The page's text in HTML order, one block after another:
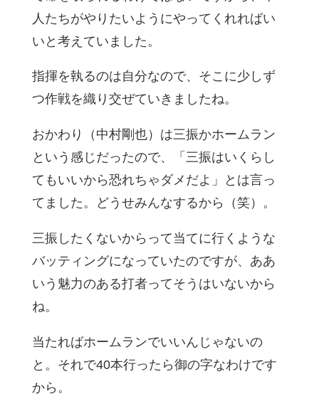
人たちがやりたいようにやってくれればい
いと考えていました。
指揮を執るのは自分なので、そこに少しず
つ作戦を織り交ぜていきましたね。
おかわり（中村剛也）は三振かホームラン
という感じだったので、「三振はいくらし
てもいいから恐れちゃダメだよ」とは言っ
てました。どうせみんなするから（笑）。
三振したくないからって当てに行くような
バッティングになっていたのですが、ああ
いう魅力のある打者ってそうはいないから
ね。
当たればホームランでいいんじゃないの
と。それで40本行ったら御の字なわけです
から。